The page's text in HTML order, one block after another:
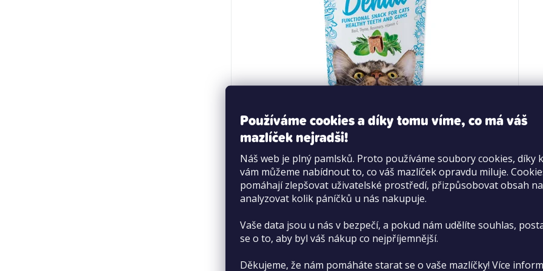
Používáme cookies a díky tomu víme, co má váš
mazlíček nejradši!
Náš web je plný pamlsků. Proto používáme soubory cookies, díky
vám můžeme nabídnout to, co váš mazlíček opravdu miluje.
pomáhají zlepšovat uživatelské prostředí, přizpůsobovat obsah
analyzovat kolik páníčků u nás nakupuje.
Vaše data jsou u nás v bezpečí, a pokud nám udělíte souhlas,
se o to, aby byl váš nákup co nejpříjemnější.
Děkujeme, že nám pomáháte starat se o vaše mazlíčky! Více
Skladem>20 ks
54,90 Kč
Měrná
1 098 Kč / 1 kg
DO KOŠÍKU